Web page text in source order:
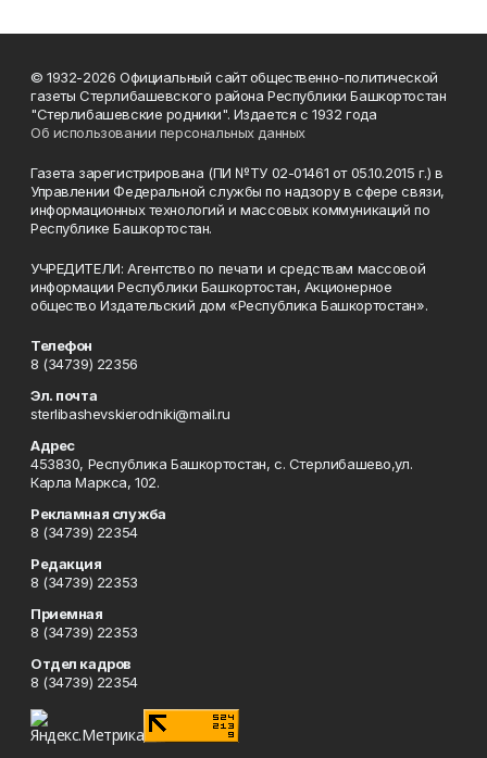
© 1932-2026 Официальный сайт общественно-политической
газеты Стерлибашевского района Республики Башкортостан
"Стерлибашевские родники". Издается с 1932 года
Об использовании персональных данных
Газета зарегистрирована (ПИ №ТУ 02-01461 от 05.10.2015 г.) в
Управлении Федеральной службы по надзору в сфере связи,
информационных технологий и массовых коммуникаций по
Республике Башкортостан.
УЧРЕДИТЕЛИ: Агентство по печати и средствам массовой
информации Республики Башкортостан, Акционерное
общество Издательский дом «Республика Башкортостан».
Телефон
8 (34739) 22356
Эл. почта
sterlibashevskierodniki@mail.ru
Адрес
453830, Республика Башкортостан, c. Стерлибашево,ул.
Карла Маркса, 102.
Рекламная служба
8 (34739) 22354
Редакция
8 (34739) 22353
Приемная
8 (34739) 22353
Отдел кадров
8 (34739) 22354